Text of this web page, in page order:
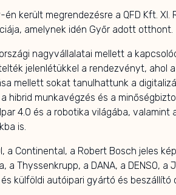
került megrendezésre a QFD Kft. XI.
amelynek idén Győr adott otthont.
nagyvállalatai mellett a
jelenlétükkel a rendezvényt, ahol
mellett sokat tanulhattunk a
hibrid munkavégzés és a
4.0 és a robotika világába, valamint
is.
a Continental, a Robert Bosch jeles
a Thyssenkrupp, a DANA, a DENSO, a
külföldi autóipari gyártó és beszállító